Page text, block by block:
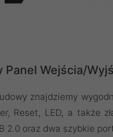
Panel Wejścia/
znajdziemy
Reset, LED, a także
2.0 oraz dwa szybkie